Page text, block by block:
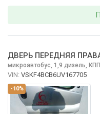
-10%
ДВЕРЬ ПЕРЕДНЯЯ
микроавтобус, 1,9 дизель,
VIN: VSKF4BCB6UV167705